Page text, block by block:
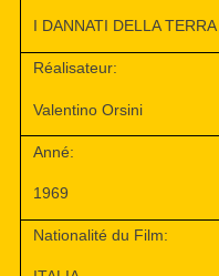
I DANNATI DELLA TERRA
Réalisateur:
Valentino Orsini
Anné:
1969
Nationalité du Film: